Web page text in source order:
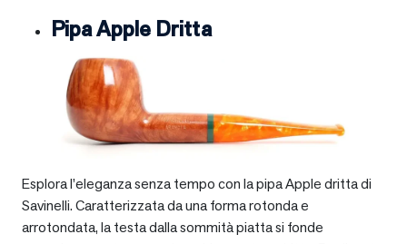
Pipa Apple Dritta
Esplora l’eleganza senza tempo con la pipa Apple dritta di
Savinelli. Caratterizzata da una forma rotonda e
arrotondata, la testa dalla sommità piatta si fonde